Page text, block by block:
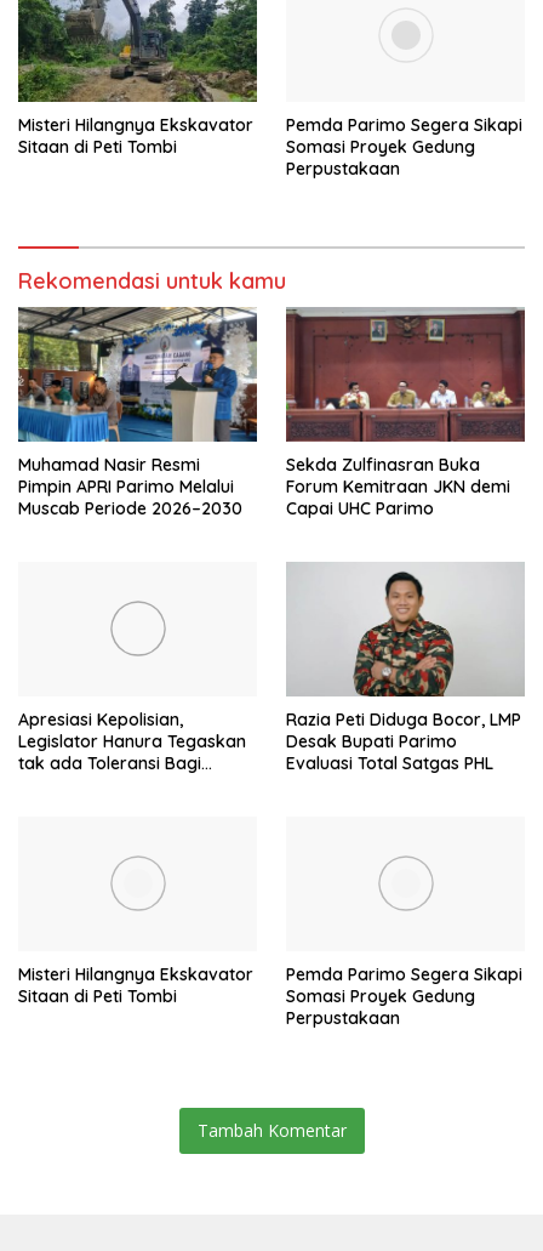
Misteri Hilangnya Ekskavator
Sitaan di Peti Tombi
Pemda Parimo Segera Sikapi
Somasi Proyek Gedung
Perpustakaan
Rekomendasi untuk kamu
Muhamad Nasir Resmi
Pimpin APRI Parimo Melalui
Muscab Periode 2026–2030
Sekda Zulfinasran Buka
Forum Kemitraan JKN demi
Capai UHC Parimo
Apresiasi Kepolisian,
Legislator Hanura Tegaskan
tak ada Toleransi Bagi
Razia Peti Diduga Bocor, LMP
Desak Bupati Parimo
Evaluasi Total Satgas PHL
Misteri Hilangnya Ekskavator
Sitaan di Peti Tombi
Pemda Parimo Segera Sikapi
Somasi Proyek Gedung
Perpustakaan
Tambah Komentar